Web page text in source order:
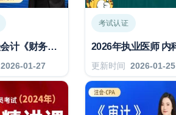
26年中级会计《财务管理》全套精
2026-01-27
考试认证
更新时间 2026-01-25